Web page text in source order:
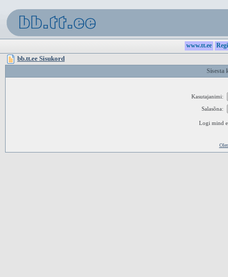
www.tt.ee
bb.tt.ee Sisukord
Sisesta
Kasutajanimi:
Salasõna:
Logi mind